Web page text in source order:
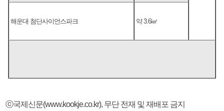
해운대 첨단사이언스파크 약 3.6㎢
ⓒ국제신문(www.kookje.co.kr), 무단 전재 및 재배포 금지